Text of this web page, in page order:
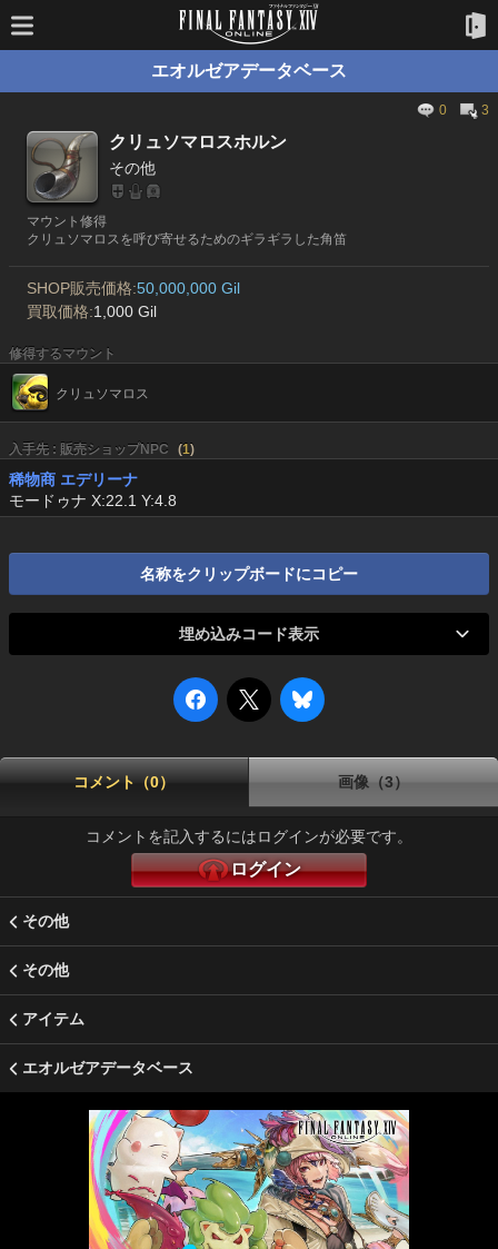
エオルゼアデータベース
0 3
クリュソマロスホルン
その他
マウント修得
クリュソマロスを呼び寄せるためのギラギラした角笛
SHOP販売価格:50,000,000 Gil
買取価格:1,000 Gil
修得するマウント
クリュソマロス
入手先 : 販売ショップNPC (1)
稀物商 エデリーナ
モードゥナ X:22.1 Y:4.8
名称をクリップボードにコピー
埋め込みコード表示
コメント（0） 画像（3）
コメントを記入するにはログインが必要です。
ログイン
その他
その他
アイテム
エオルゼアデータベース